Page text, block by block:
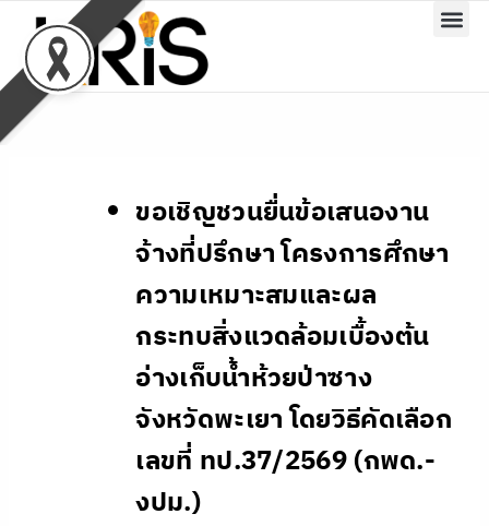
content
ขอเชิญชวนยื่นข้อเสนองาน
จ้างที่ปรึกษา โครงการศึกษา
ความเหมาะสมและผล
กระทบสิ่งแวดล้อมเบื้องต้น
อ่างเก็บน้ำห้วยป่าซาง
จังหวัดพะเยา โดยวิธีคัดเลือก
เลขที่ ทป.37/2569 (กพด.-
งปม.)